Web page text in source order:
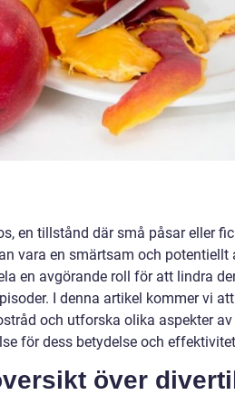
en tillstånd där små påsar eller
vara en smärtsam och potentiellt
en avgörande roll för att lindra
I denna artikel kommer vi
och utforska olika aspekter
för dess betydelse och
över